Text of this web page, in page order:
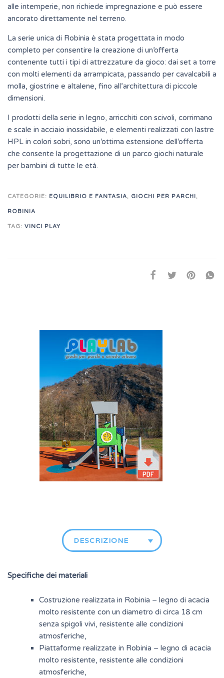
alle intemperie, non richiede impregnazione e può essere
ancorato direttamente nel terreno.
La serie unica di Robinia è stata progettata in modo
completo per consentire la creazione di un’offerta
contenente tutti i tipi di attrezzature da gioco: dai set a torre
con molti elementi da arrampicata, passando per cavalcabili a
molla, giostrine e altalene, fino all’architettura di piccole
dimensioni.
I prodotti della serie in legno, arricchiti con scivoli, corrimano
e scale in acciaio inossidabile, e elementi realizzati con lastre
HPL in colori sobri, sono un’ottima estensione dell’offerta
che consente la progettazione di un parco giochi naturale
per bambini di tutte le età.
CATEGORIE: EQUILIBRIO E FANTASIA, GIOCHI PER PARCHI,
ROBINIA
TAG: VINCI PLAY
DESCRIZIONE
Specifiche dei materiali
Costruzione realizzata in Robinia – legno di acacia
molto resistente con un diametro di circa 18 cm
senza spigoli vivi, resistente alle condizioni
atmosferiche,
Piattaforme realizzate in Robinia – legno di acacia
molto resistente, resistente alle condizioni
atmosferiche,